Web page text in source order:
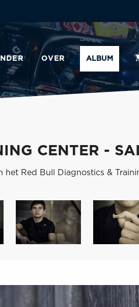
OVER ALBUM
CENTER -
Red Bull Diagnostics &